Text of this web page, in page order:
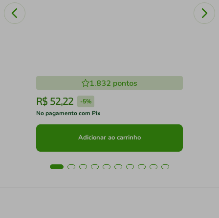
1.832 pontos
R$ 52,22 -5%
No pagamento com Pix
Adicionar ao carrinho